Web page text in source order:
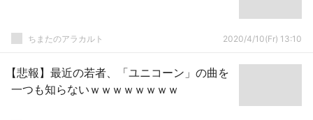
ちまたのアラカルト 2020/4/10(Fr) 13:10
【悲報】最近の若者、「ユニコーン」の曲を
一つも知らないｗｗｗｗｗｗｗｗ